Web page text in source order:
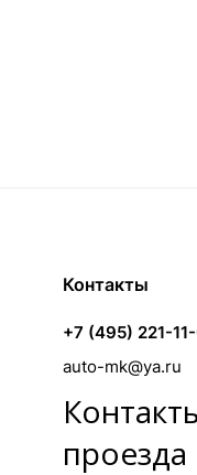
Контакты
+7 (495) 221-
auto-mk@ya.ru
проезда